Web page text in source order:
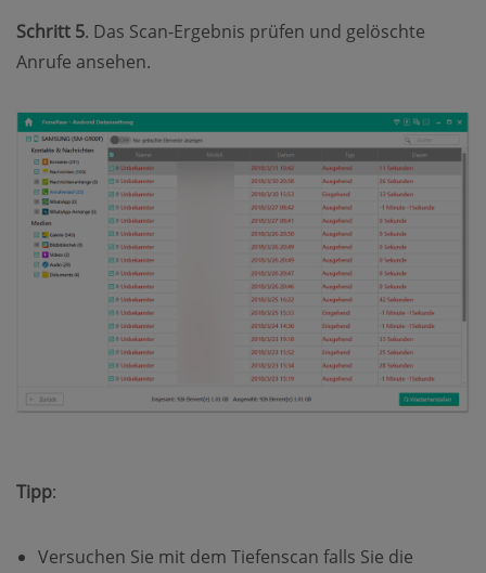
Schritt 5. Das Scan-Ergebnis prüfen und gelöschte
Anrufe ansehen.
Tipp:
Versuchen Sie mit dem Tiefenscan falls Sie die